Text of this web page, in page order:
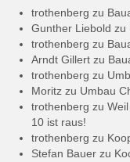
trothenberg zu
Gunther Liebold zu
trothenberg zu
Arndt Gillert zu
trothenberg zu
Moritz zu Umbau
trothenberg zu
10 ist raus!
trothenberg zu
Stefan Bauer zu